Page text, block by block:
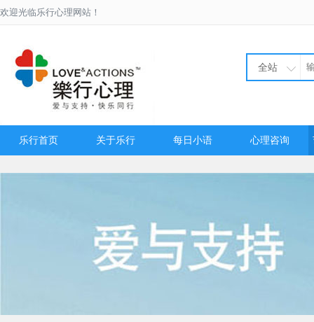
欢迎光临乐行心理网站！
全站
乐行首页 关于乐行 每日小语 心理咨询